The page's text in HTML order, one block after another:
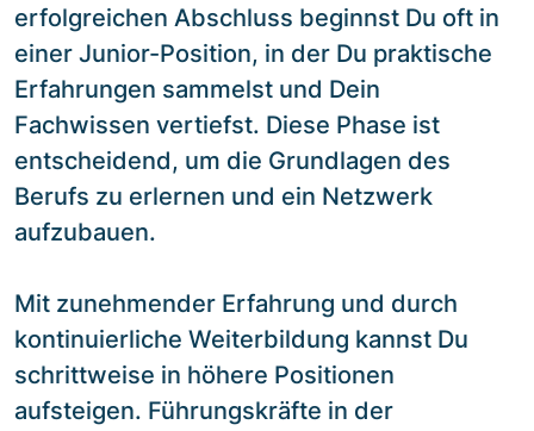
erfolgreichen Abschluss beginnst Du oft in
einer Junior-Position, in der Du praktische
Erfahrungen sammelst und Dein
Fachwissen vertiefst. Diese Phase ist
entscheidend, um die Grundlagen des
Berufs zu erlernen und ein Netzwerk
aufzubauen.
Mit zunehmender Erfahrung und durch
kontinuierliche Weiterbildung kannst Du
schrittweise in höhere Positionen
aufsteigen. Führungskräfte in der